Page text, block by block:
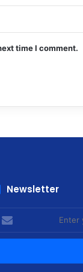
time I comment.
Newsletter